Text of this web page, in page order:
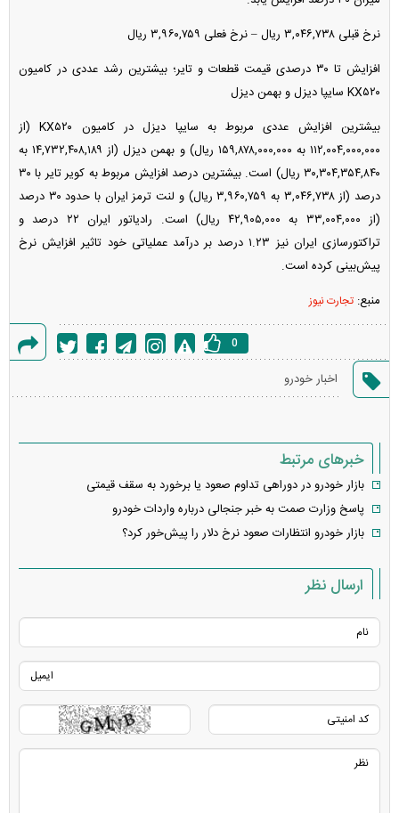
نرخ قبلی ۳,۰۴۶,۷۳۸ ریال – نرخ فعلی ۳,۹۶۰,۷۵۹ ریال
افزایش تا ۳۰ درصدی قیمت قطعات و تایر؛ بیشترین رشد عددی در کامیون
KX۵۲۰ سایپا دیزل و بهمن دیزل
بیشترین افزایش عددی مربوط به سایپا دیزل در کامیون KX۵۲۰ (از
۱۱۲,۰۰۴,۰۰۰,۰۰۰ به ۱۵۹,۸۷۸,۰۰۰,۰۰۰ ریال) و بهمن دیزل (از ۱۴,۷۳۲,۴۰۸,۱۸۹ به
۳۰,۳۰۴,۳۵۴,۸۴۰ ریال) است. بیشترین درصد افزایش مربوط به کویر تایر با ۳۰
درصد (از ۳,۰۴۶,۷۳۸ به ۳,۹۶۰,۷۵۹ ریال) و لنت ترمز ایران با حدود ۳۰ درصد
(از ۳۳,۰۰۴,۰۰۰ به ۴۲,۹۰۵,۰۰۰ ریال) است. رادیاتور ایران ۲۲ درصد و
تراکتورسازی ایران نیز ۱.۲۳ درصد بر درآمد عملیاتی خود تاثیر افزایش نرخ
پیش‌بینی کرده است.
منبع: تجارت نیوز
خطا
0
اخبار خودرو
خبرهای مرتبط
بازار خودرو در دوراهی تداوم صعود یا برخورد به سقف قیمتی
پاسخ وزارت صمت به خبر جنجالی درباره واردات خودرو
بازار خودرو انتظارات صعود نرخ دلار را پیش‌خور کرد؟
ارسال نظر